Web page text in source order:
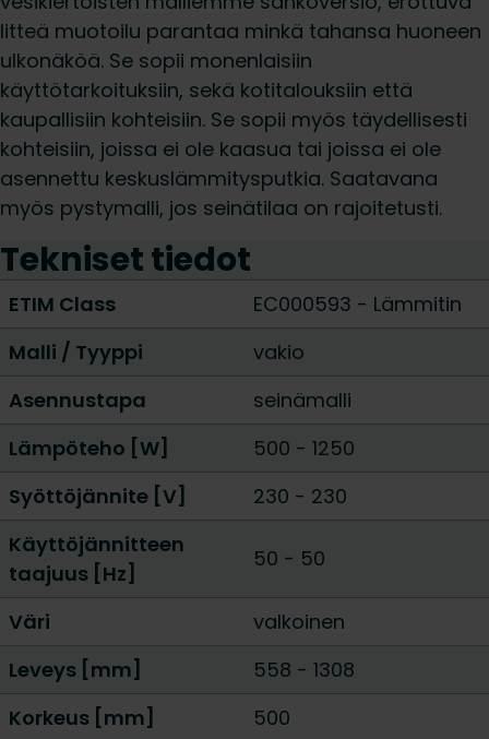
litteä muotoilu parantaa minkä tahansa huoneen
ulkonäköä. Se sopii monenlaisiin
käyttötarkoituksiin, sekä kotitalouksiin että
kaupallisiin kohteisiin. Se sopii myös täydellisesti
kohteisiin, joissa ei ole kaasua tai joissa ei ole
asennettu keskuslämmitysputkia. Saatavana
myös pystymalli, jos seinätilaa on rajoitetusti.
Tekniset tiedot
ETIM Class
EC000593 - Lämmitin
Malli / Tyyppi
vakio
Asennustapa
seinämalli
Lämpöteho [W]
500 - 1250
Syöttöjännite [V]
230 - 230
Käyttöjännitteen
taajuus [Hz]
50 - 50
Väri
valkoinen
Leveys [mm]
558 - 1308
Korkeus [mm]
500